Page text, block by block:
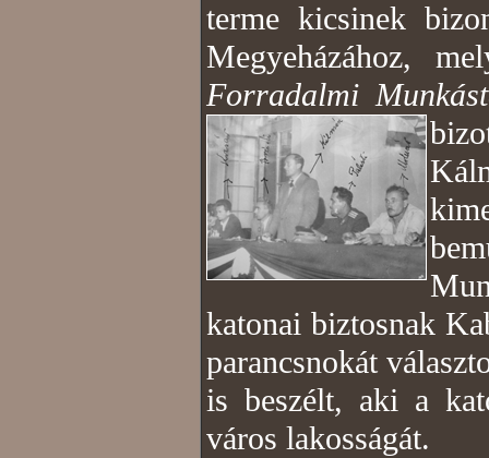
terme kicsinek
Megyeházához,
Forradalmi
katonai biztosnak
parancsnokát
is beszélt, aki a
város lakosságát.